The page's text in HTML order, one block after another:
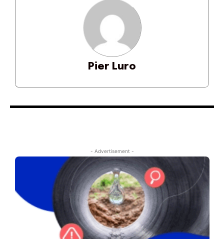
Pier Luro
- Advertisement -